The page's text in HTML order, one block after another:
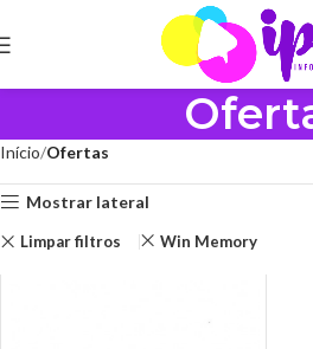
Início Ofertas
Mostrar lateral
Limpar filtros Win Memory